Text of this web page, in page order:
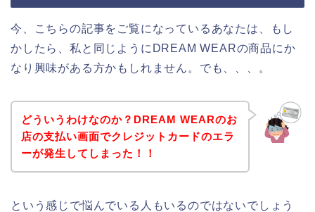
今、こちらの記事をご覧になっているあなたは、もし
かしたら、私と同じようにDREAM WEARの商品にか
なり興味がある方かもしれません。でも、、、。
どういうわけなのか？DREAM WEARのお
店の支払い画面でクレジットカードのエラ
ーが発生してしまった！！
という感じで悩んでいる人もいるのではないでしょう